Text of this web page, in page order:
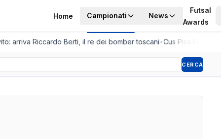
Home Campionati News
Futsal
Awards
arriva Riccardo Berti, il re dei bomber toscani•Cus Pisa
CERCA